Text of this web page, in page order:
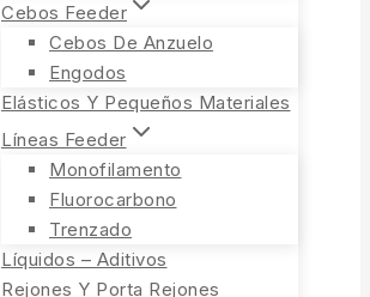
Cebos Feeder
Cebos De Anzuelo
Engodos
Elásticos Y Pequeños Materiales
Líneas Feeder
Monofilamento
Fluorocarbono
Trenzado
Líquidos – Aditivos
Rejones Y Porta Rejones